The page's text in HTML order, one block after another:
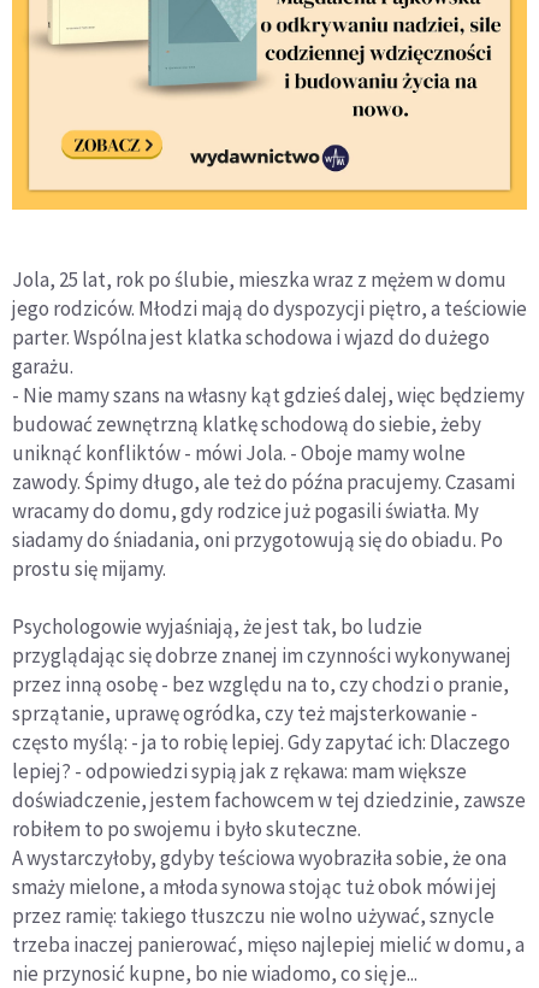
Jola, 25 lat, rok po ślubie, mieszka wraz z mężem w domu
jego rodziców. Młodzi mają do dyspozycji piętro, a teściowie
parter. Wspólna jest klatka schodowa i wjazd do dużego
garażu.
- Nie mamy szans na własny kąt gdzieś dalej, więc będziemy
budować zewnętrzną klatkę schodową do siebie, żeby
uniknąć konfliktów - mówi Jola. - Oboje mamy wolne
zawody. Śpimy długo, ale też do późna pracujemy. Czasami
wracamy do domu, gdy rodzice już pogasili światła. My
siadamy do śniadania, oni przygotowują się do obiadu. Po
prostu się mijamy.
Psychologowie wyjaśniają, że jest tak, bo ludzie
przyglądając się dobrze znanej im czynności wykonywanej
przez inną osobę - bez względu na to, czy chodzi o pranie,
sprzątanie, uprawę ogródka, czy też majsterkowanie -
często myślą: - ja to robię lepiej. Gdy zapytać ich: Dlaczego
lepiej? - odpowiedzi sypią jak z rękawa: mam większe
doświadczenie, jestem fachowcem w tej dziedzinie, zawsze
robiłem to po swojemu i było skuteczne.
A wystarczyłoby, gdyby teściowa wyobraziła sobie, że ona
smaży mielone, a młoda synowa stojąc tuż obok mówi jej
przez ramię: takiego tłuszczu nie wolno używać, sznycle
trzeba inaczej panierować, mięso najlepiej mielić w domu, a
nie przynosić kupne, bo nie wiadomo, co się je...